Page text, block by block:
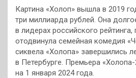
Картина «Холоп» вышла в 2019
три миллиарда рублей. Она
в лидерах российского рейтинга,
отодвинула семейная комедия
сиквела «Холопа» завершились
в Петербурге. Премьера
на 1 января 2024 года.